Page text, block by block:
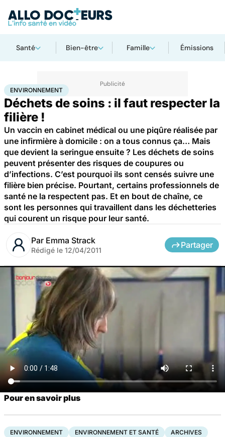
Santé Bien-être Famille Émissions
AccueilBien-êtreEnvironnement
ENVIRONNEMENT
Déchets de soins : il faut respecter la
filière !
Un vaccin en cabinet médical ou une piqûre réalisée par
une infirmière à domicile : on a tous connus ça… Mais
que devient la seringue ensuite ? Les déchets de soins
peuvent présenter des risques de coupures ou
d’infections. C’est pourquoi ils sont censés suivre une
filière bien précise. Pourtant, certains professionnels de
santé ne la respectent pas. Et en bout de chaîne, ce
sont les personnes qui travaillent dans les déchetteries
qui courent un risque pour leur santé.
Par Emma Strack
Rédigé le 12/04/2011
Partager
Pour en savoir plus
ENVIRONNEMENT ENVIRONNEMENT ET SANTÉ ARCHIVES